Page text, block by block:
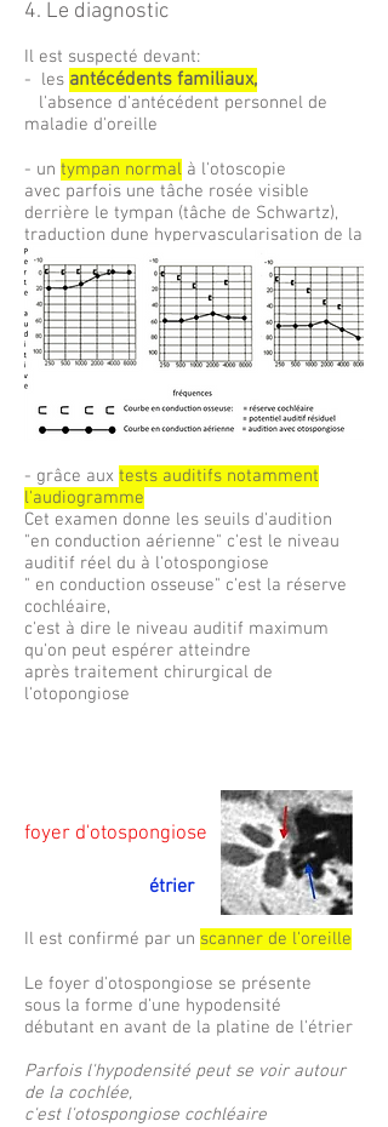
4. Le diagnostic
Il est suspecté devant:
- les antécédents familiaux,
l'absence d'antécédent personnel de
maladie d'oreille
- un tympan normal à l'otoscopie
avec parfois une tâche rosée visible
derrière le tympan (tâche de Schwartz),
traduction dune hypervascularisation de la
muqueuse du promontoire
en phase active de l'otospongiose (10%
des cas)
- grâce aux tests auditifs notamment
l'audiogramme
Cet examen donne les seuils d'audition
"en conduction aérienne" c'est le niveau
auditif réel du à l'otospongiose
" en conduction osseuse" c'est la réserve
cochléaire,
c'est à dire le niveau auditif maximum
qu'on peut espérer atteindre
après traitement chirurgical de
l'otopongiose
Il est confirmé par un scanner de l'oreille
Le foyer d'otospongiose se présente
sous la forme d'une hypodensité
débutant en avant de la platine de l'étrier
Parfois l'hypodensité peut se voir autour
de la cochlée,
c'est l'otospongiose cochléaire
foyer d'otospongiose
étrier